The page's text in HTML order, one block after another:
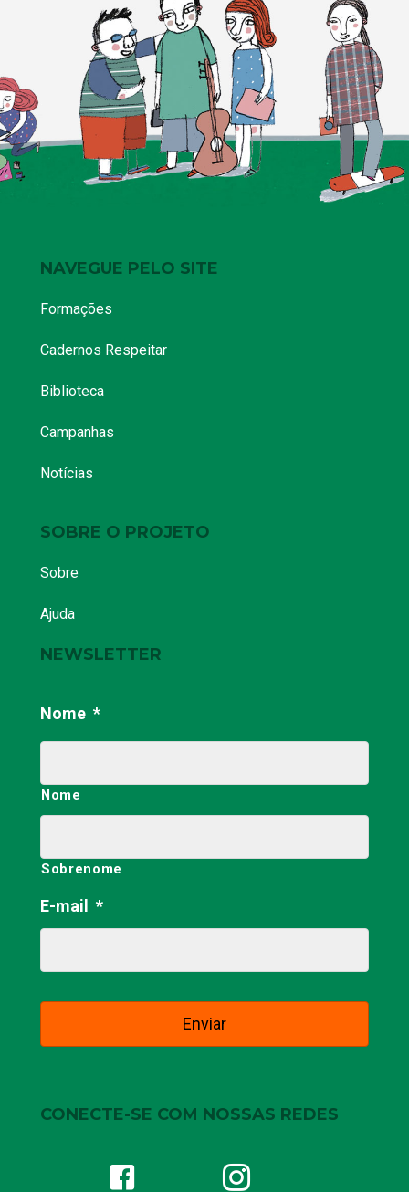
NAVEGUE PELO SITE
Formações
Cadernos Respeitar
Biblioteca
Campanhas
Notícias
SOBRE O PROJETO
Sobre
Ajuda
NEWSLETTER
Nome *
Nome
Sobrenome
E-mail *
CONECTE-SE COM NOSSAS REDES